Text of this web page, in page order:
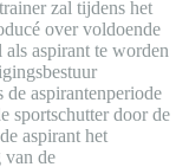
zal tijdens het
over voldoende
aspirant te worden
aspirantenperiode
sportschutter door de
aspirant het
van de